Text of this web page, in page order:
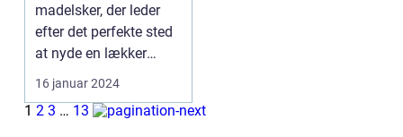
madelsker, der leder
efter det perfekte sted
at nyde en lækker
brunch i Valby, så er
d...
16 januar 2024
1 2 3 … 13